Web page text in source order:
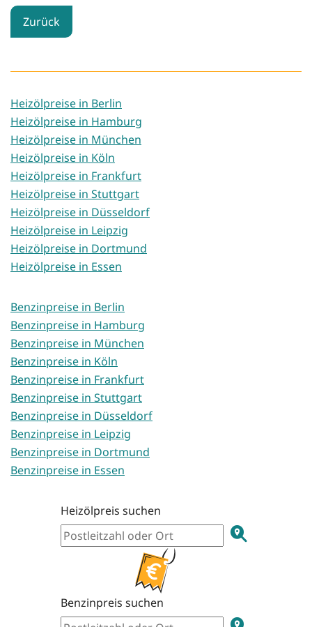
Zurück
Heizölpreise in Berlin
Heizölpreise in Hamburg
Heizölpreise in München
Heizölpreise in Köln
Heizölpreise in Frankfurt
Heizölpreise in Stuttgart
Heizölpreise in Düsseldorf
Heizölpreise in Leipzig
Heizölpreise in Dortmund
Heizölpreise in Essen
Benzinpreise in Berlin
Benzinpreise in Hamburg
Benzinpreise in München
Benzinpreise in Köln
Benzinpreise in Frankfurt
Benzinpreise in Stuttgart
Benzinpreise in Düsseldorf
Benzinpreise in Leipzig
Benzinpreise in Dortmund
Benzinpreise in Essen
Heizölpreis suchen
Benzinpreis suchen